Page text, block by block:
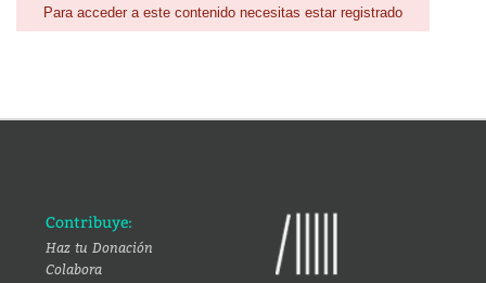
Para acceder a este contenido necesitas estar registrado
Contribuye:
Haz tu Donación
Colabora